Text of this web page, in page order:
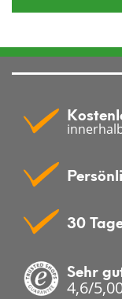
30
Sehr
4,6/